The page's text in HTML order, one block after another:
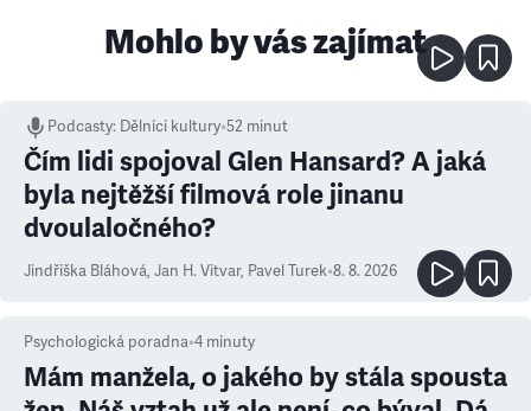
Mohlo by vás zajímat
Podcasty: Dělníci kultury•52 minut
Čím lidi spojoval Glen Hansard? A jaká
byla nejtěžší filmová role jinanu
dvoulaločného?
Jindřiška Bláhová, Jan H. Vitvar, Pavel Turek•8. 8. 2026
Psychologická poradna•4 minuty
Mám manžela, o jakého by stála spousta